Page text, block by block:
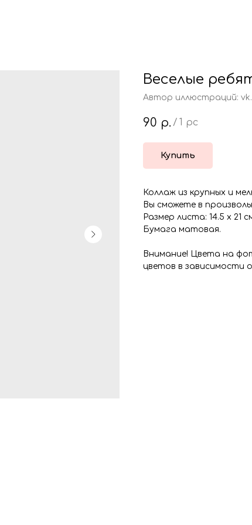
Веселые
Автор иллюстраций:
90 р. / 1 pc
Купить
Коллаж из крупных и
Вы сможете в
Размер листа: 14.5 х 21
Бумага матовая.
Внимание! Цвета на
цветов в зависимости